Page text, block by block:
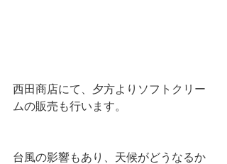
西田商店にて、夕方よりソフトクリー
ムの販売も行います。
台風の影響もあり、天候がどうなるか